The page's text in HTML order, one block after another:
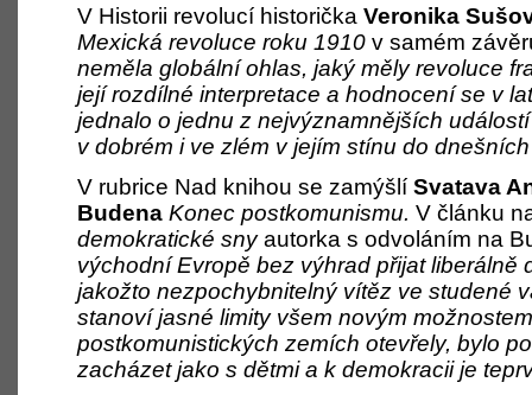
V Historii revolucí historička Veronika
Mexická revoluce roku 1910 v samém
neměla globální ohlas, jaký měly revoluce
její rozdílné interpretace a hodnocení se v
jednalo o jednu z nejvýznamnějších
v dobrém i ve zlém v jejím stínu do dnešních
V rubrice Nad knihou se zamýšlí Svatava
Budena Konec postkomunismu. V článku
demokratické snyautorka s odvoláním na
východní Evropě bez výhrad přijat liberálně
jakožto nezpochybnitelný vítěz ve studené
stanoví jasné limity všem novým
postkomunistických zemích otevřely, bylo
zacházet jako s dětmi a k demokracii je